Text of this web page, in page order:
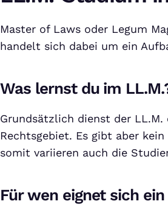
Master of Laws oder Legum
handelt sich dabei um ein
Was lernst du im
Grundsätzlich dienst der
Rechtsgebiet. Es gibt aber
somit variieren auch die
Für wen eignet sich ein